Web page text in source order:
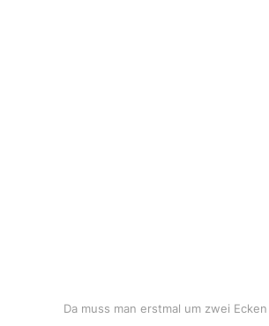
Da muss man erstmal um zwei